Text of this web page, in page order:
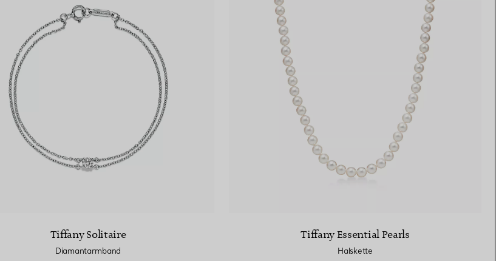
Tiffany Solitaire
Diamantarmband
Tiffany Essential Pearls
Halskette